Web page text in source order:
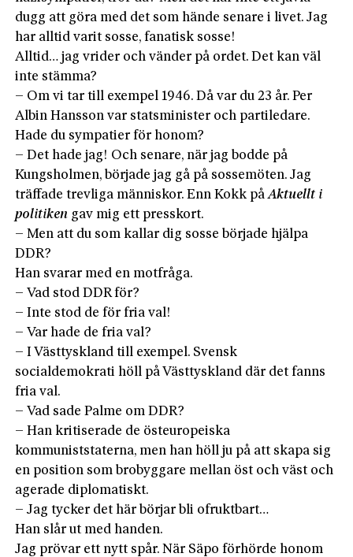
dugg att göra med det som hände senare i livet. Jag
har alltid varit sosse, fanatisk sosse!
Alltid… jag vrider och vänder på ordet. Det kan väl
inte stämma?
– Om vi tar till exempel 1946. Då var du 23 år. Per
Albin Hansson var statsminister och partiledare.
Hade du sympatier för honom?
– Det hade jag! Och senare, när jag bodde på
Kungsholmen, började jag gå på sossemöten. Jag
träffade trevliga människor. Enn Kokk påAktuellt i
politiken gav mig ett presskort.
– Men att du som kallar dig sosse började hjälpa
DDR?
Han svarar med en motfråga.
– Vad stod DDR för?
– Inte stod de för fria val!
– Var hade de fria val?
– I Västtyskland till exempel. Svensk
socialdemokrati höll på Västtyskland där det fanns
fria val.
– Vad sade Palme om DDR?
– Han kritiserade de östeuropeiska
kommuniststaterna, men han höll ju på att skapa sig
en position som brobyggare mellan öst och väst och
agerade diplomatiskt.
– Jag tycker det här börjar bli ofruktbart…
Han slår ut med handen.
Jag prövar ett nytt spår. När Säpo förhörde honom